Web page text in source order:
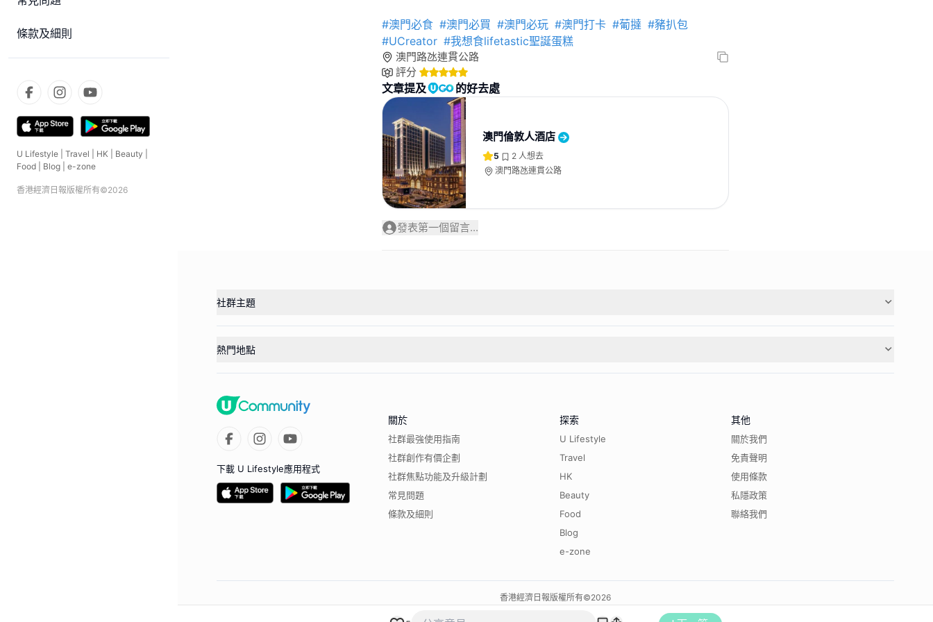
條款及細則
U Lifestyle Travel HK Beauty
Food
Blog e-zone
香港經濟日報版權所有©2026
#澳門必食 #澳門必買 #澳門必玩 #澳門打卡 #葡撻 #豬扒包
#UCreator #我想食lifetastic聖誕蛋糕
澳門路氹連貫公路
評分
文章提及 的好去處
澳門倫敦人酒店
5 2 人想去
澳門路氹連貫公路
發表第一個留言...
社群主題
熱門地點
下載 U Lifestyle應用程式
關於
社群最強使用指南
社群創作有價企劃
社群焦點功能及升級計劃
常見問題
條款及細則
探索
U Lifestyle
Travel
HK
Beauty
Food
Blog
e-zone
其他
關於我們
免責聲明
使用條款
私隱政策
聯絡我們
香港經濟日報版權所有©2026